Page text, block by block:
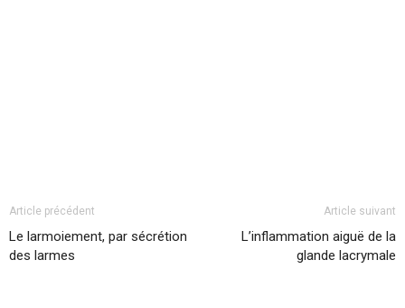
Article précédent
Le larmoiement, par sécrétion
des larmes
Article suivant
L’inflammation aiguë de la
glande lacrymale